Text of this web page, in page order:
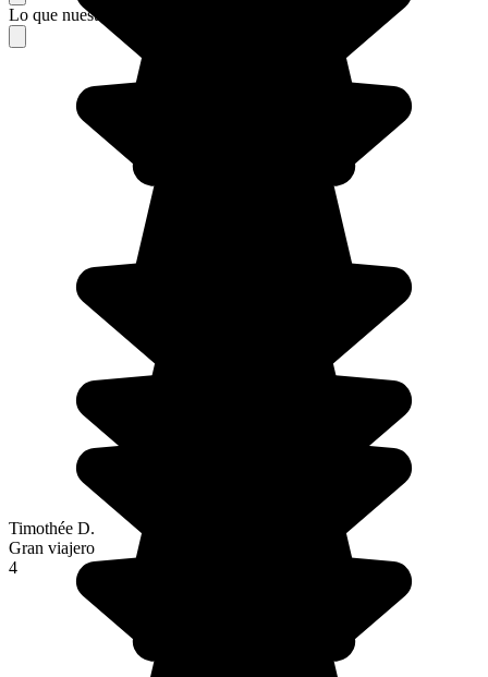
Lo que nuestros viajeros piensan de su estancia
Timothée D.
Gran viajero
4